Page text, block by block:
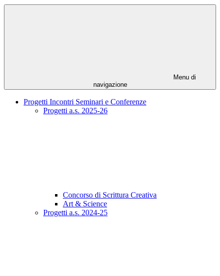
Menu di
navigazione
Progetti Incontri Seminari e Conferenze
Progetti a.s. 2025-26
Concorso di Scrittura Creativa
Art & Science
Progetti a.s. 2024-25